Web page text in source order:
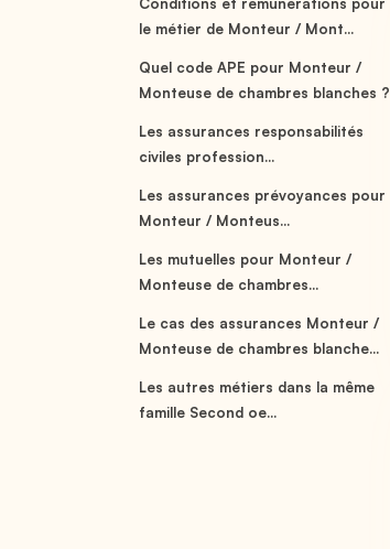
le métier de Monteur / Mont...
Quel code APE pour Monteur /
Monteuse de chambres blanches ?
Les assurances responsabilités
civiles profession...
Les assurances prévoyances pour
Monteur / Monteus...
Les mutuelles pour Monteur /
Monteuse de chambres...
Le cas des assurances Monteur /
Monteuse de chambres blanche...
Les autres métiers dans la même
famille Second oe...